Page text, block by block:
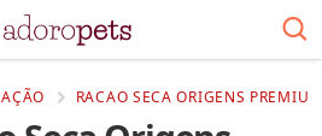
RACAO SECA ORIGENS